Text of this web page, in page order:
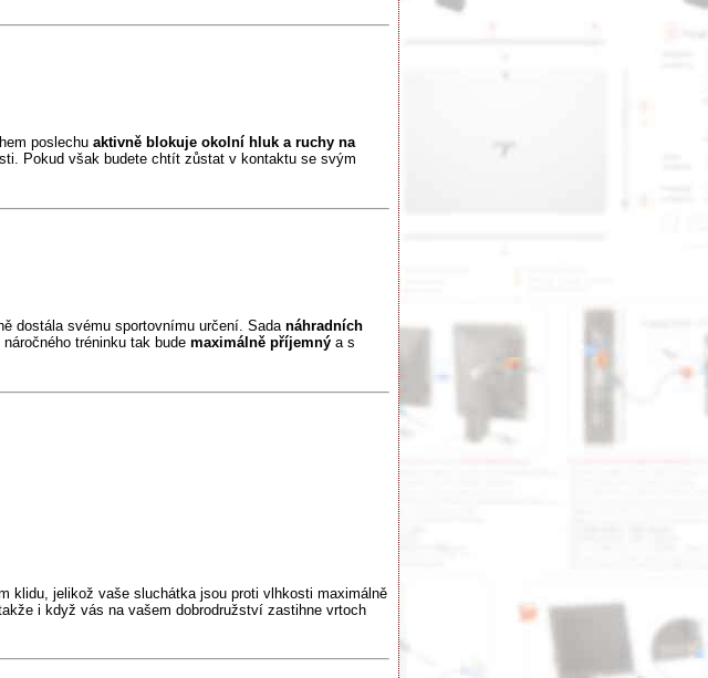
poslechu aktivně blokuje okolní hluk a ruchy na
Pokud však budete chtít zůstat v kontaktu se svým
dostála svému sportovnímu určení. Sadanáhradních
tréninku tak bude maximálně příjemný a s
klidu, jelikož vaše sluchátka jsou proti vlhkosti maximálně
i když vás na vašem dobrodružství zastihne vrtoch